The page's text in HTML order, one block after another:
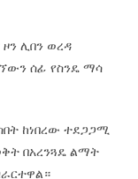
ሊበን ወረዳ
ሰፊ የስንዴ ማሳ
ከነበረው ተደጋጋሚ
በአረንጓዴ ልማት